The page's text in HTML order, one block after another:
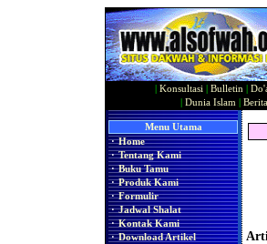
Konsultasi Bulletin
Dunia Islam
Menu Utama
· Home
· Tentang Kami
· Buku Tamu
· Produk Kami
· Formulir
· Jadwal Shalat
· Kontak Kami
· Download Artikel